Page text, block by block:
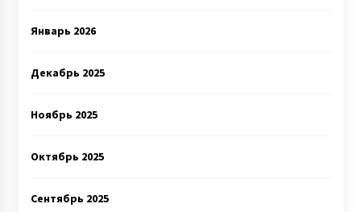
Январь 2026
Декабрь 2025
Ноябрь 2025
Октябрь 2025
Сентябрь 2025